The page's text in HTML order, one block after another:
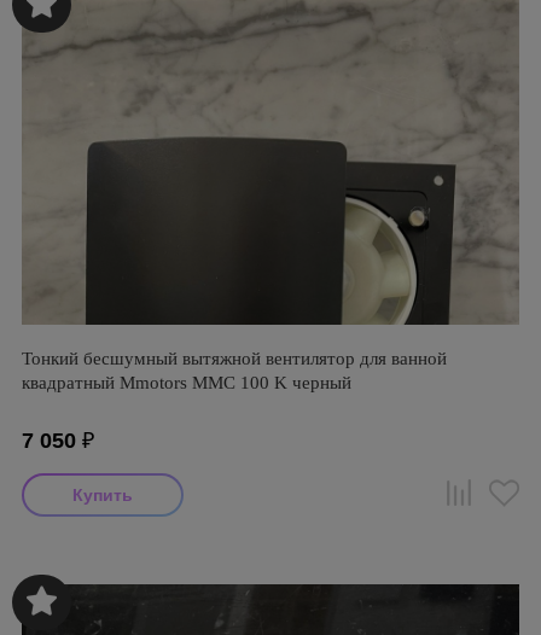
Тонкий бесшумный вытяжной вентилятор для ванной
квадратный Mmotors ММC 100 K черный
7 050 ₽